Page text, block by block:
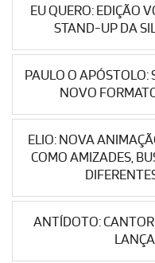
EU QUERO: EDIÇÃO
STAND-UP DA
PAULO O APÓSTOLO:
NOVO
ELIO: NOVA
COMO AMIZADES,
ANTÍDOTO: